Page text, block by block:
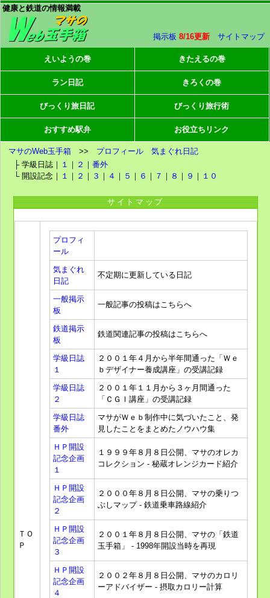
健康と鉄道の情報満載
掲示板 8/16更新 サイトマップ
えいようの巻 きたえるの巻
ラン日記 きろくの巻
びっくり旅日記 びっくり旅行術
おすすめ駅弁 お役立ちリンク
マサのWeb玉手箱 >> プロフィール
気まぐれ日記
├ 学級日誌｜ １ ｜ ２ ｜番外
└ 開設記念｜ １ ｜ ２ ｜ ３ ｜ ４ ｜ ５ ｜ ６ ｜ ７ ｜ ８ ｜ ９ ｜ １０
サイトマップ
ＴＯ
Ｐ
プロフィ
ール
気まぐれ
日記
不定期に更新している日記
一般掲示
板
一般記事の投稿はこちらへ
鉄道掲示
板
鉄道関連記事の投稿はこちらへ
学級日誌
１
２００１年４月から半年間通った「Ｗｅ
ｂデザイナー養成講座」の受講記録
学級日誌
２
２００１年１１月から３ヶ月間通った
「ＣＧＩ講座」の受講記録
学級日誌
番外
マサがＷｅｂ制作中に気づいたこと、発
見したことをまとめたノウハウ集
ＨＰ開設
記念企画
１
１９９９年８月８日公開、マサのオレカ
コレクション - 秘蔵オレンジカード紹介
ＨＰ開設
記念企画
２
２０００年８月８日公開、マサの乗りつ
ぶしマップ - 鉄道乗車路線紹介
ＨＰ開設
記念企画
３
２００１年８月８日公開、マサの「鉄道
玉手箱」 - 1998年開設当時を再現
ＨＰ開設
記念企画
４
２００２年８月８日公開、マサのカロリ
ーアドバイザー - 摂取カロリー計算